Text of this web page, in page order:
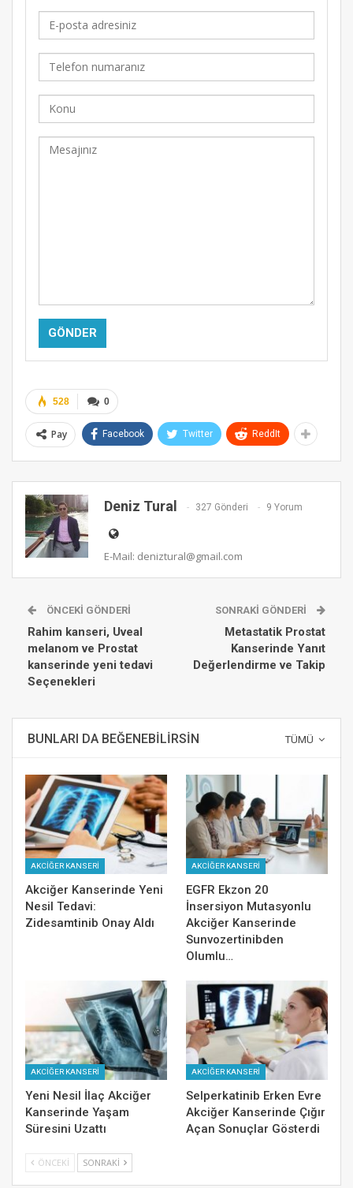
Alternative:
0
528
Pay Facebook Twitter ReddIt
Deniz Tural 327 Gönderi 9 Yorum
E-Mail: deniztural@gmail.com
ÖNCEKI GÖNDERI
Rahim kanseri, Uveal
melanom ve Prostat
kanserinde yeni tedavi
Seçenekleri
SONRAKI GÖNDERI
Metastatik Prostat
Kanserinde Yanıt
Değerlendirme ve Takip
TÜMÜ
BUNLARI DA BEĞENEBILIRSIN
AKCİĞER KANSERİ
Akciğer Kanserinde Yeni
Nesil Tedavi:
Zidesamtinib Onay Aldı
AKCİĞER KANSERİ
EGFR Ekzon 20
İnsersiyon Mutasyonlu
Akciğer Kanserinde
Sunvozertinibden
Olumlu…
AKCİĞER KANSERİ
Yeni Nesil İlaç Akciğer
Kanserinde Yaşam
Süresini Uzattı
AKCİĞER KANSERİ
Selperkatinib Erken Evre
Akciğer Kanserinde Çığır
Açan Sonuçlar Gösterdi
ÖNCEKI SONRAKI